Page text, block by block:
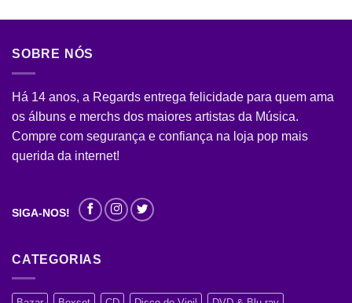
SOBRE NÓS
Há 14 anos, a Regards entrega felicidade para quem ama
os álbuns e merchs dos maiores artistas da Música.
Compre com segurança e confiança na loja pop mais
querida da internet!
SIGA-NOS!
CATEGORIAS